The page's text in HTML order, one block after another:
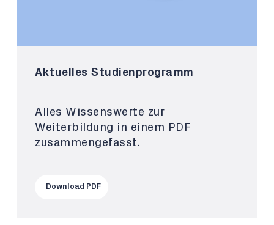
Aktuelles Studienprogramm
Alles Wissenswerte zur
Weiterbildung in einem PDF
zusammengefasst.
Download PDF